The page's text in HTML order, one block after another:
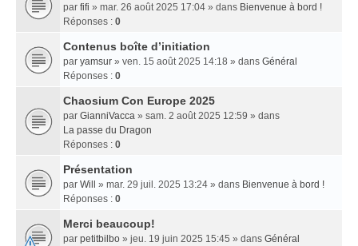
par fifi » mar. 26 août 2025 17:04 » dans Bienvenue à bord !
Réponses : 0
Contenus boîte d’initiation
par yamsur » ven. 15 août 2025 14:18 » dans Général
Réponses : 0
Chaosium Con Europe 2025
par GianniVacca » sam. 2 août 2025 12:59 » dans
La passe du Dragon
Réponses : 0
Présentation
par Will » mar. 29 juil. 2025 13:24 » dans Bienvenue à bord !
Réponses : 0
Merci beaucoup!
par petitbilbo » jeu. 19 juin 2025 15:45 » dans Général